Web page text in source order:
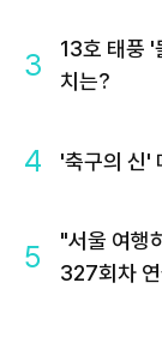
3
13호 태풍 '
치는?
4 '축구의 신'
5
"서울 여행
327회차